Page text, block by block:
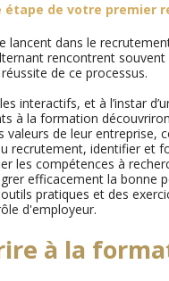
étape de votre premier
lancent dans le
rencontrent souvent
de ce processus.
interactifs, et à l’instar
à la formation
valeurs de leur entreprise,
recrutement, identifier et
les compétences à
efficacement la bonne
pratiques et des
d'employeur.
à la